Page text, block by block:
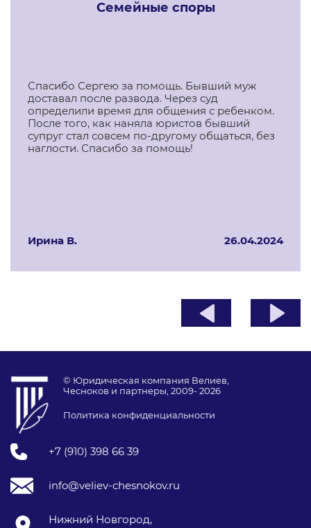
Семейные споры
Спасибо Сергею за помощь. Бывший муж
доставал после развода. Через суд
определили время для общения с ребенком.
После того, как наняла юристов бывший
супруг стал совсем по-другому общаться, без
наглости. Спасибо за помощь!
Ирина В. 26.04.2024
© Юридическая компания Велиев,
Чесноков и партнеры, 2009- 2026
Политика конфиденциальности
+7 (910) 398 66 39
info@veliev-chesnokov.ru
Нижний Новгород,